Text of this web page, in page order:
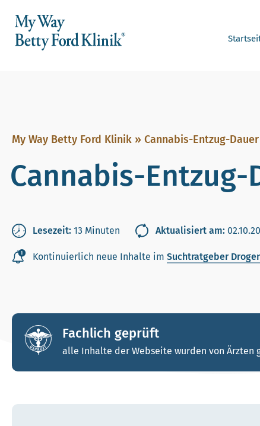
My Way Betty Ford Klinik » Cannabis-Entzug-Dauer
Cannabis-Entzug-
Lesezeit: 13 Minuten Aktualisiert am:
Kontinuierlich neue Inhalte im Suchtratgeber
Fachlich geprüft
alle Inhalte der Webseite wurden von Ärzten